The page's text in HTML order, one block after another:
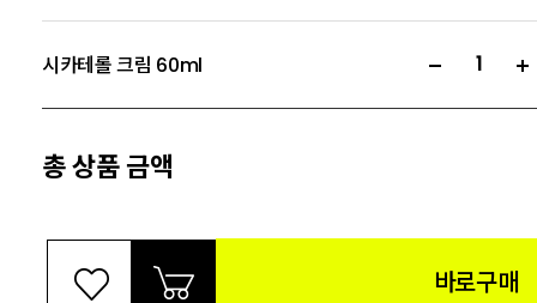
시카테롤 크림 60ml
총 상품 금액
바로구매